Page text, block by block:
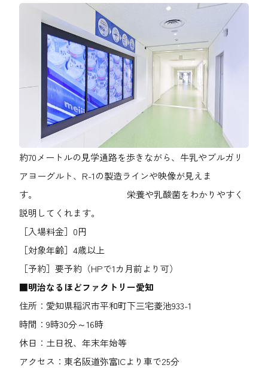
約70メートルの見学通路を歩きながら、牛乳やブルガリ
アヨーグルト、R-1の製造ラインや映像が見えま
す。 栄養や乳酸菌をわかりやすく
説明してくれます。
［入場料金］0円
［対象年齢］4歳以上
［予約］要予約（HPで1カ月前より可）
■明治なるほどファクトリー愛知
住所：愛知県稲沢市平和町下三宅菱池933-1
時間：9時30分～16時
休日：土日祝、年末年始等
アクセス：東名阪道弥富ICより車で25分